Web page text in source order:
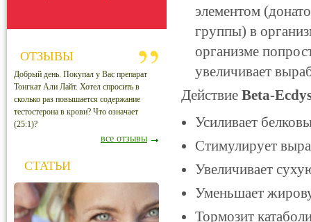
элементом
группы) в
организме
увеличивает
Действие Beta-
Усиливает
Стимулирует
Увеличивает
Уменьшает
Тормозит
ОТЗЫВЫ
Добрый день. Покупал у Вас препарат
Тонгкат Али Лайт. Хотел спросить в
сколько раз повышается содержание
тестостерона в крови? Что означает
(25:1)?
все отзывы
СТАТЬИ